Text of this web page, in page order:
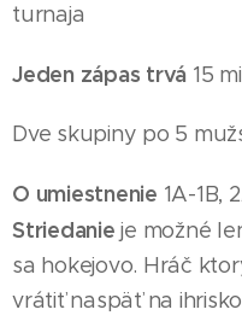
turnaja
Jeden zápas trvá 15
Dve skupiny po 5
O umiestnenie 1A-1B,
Striedanieje možné
sa hokejovo. Hráč
vrátiť naspäť na